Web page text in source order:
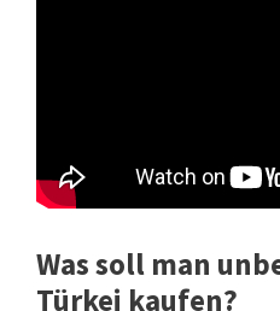
Was soll man
Türkei kaufen?